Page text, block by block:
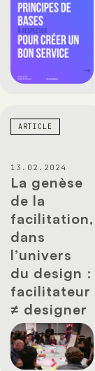
ARTICLE
13.02.2024
La genèse
de la
facilitation,
dans
l’univers
du design :
facilitateur
≠ designer